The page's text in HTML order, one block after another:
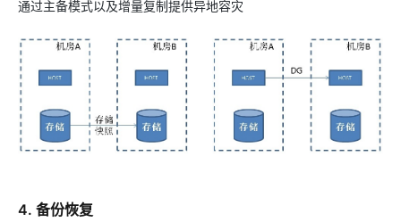
通过主备模式以及增量复制提供异地容灾
4. 备份恢复